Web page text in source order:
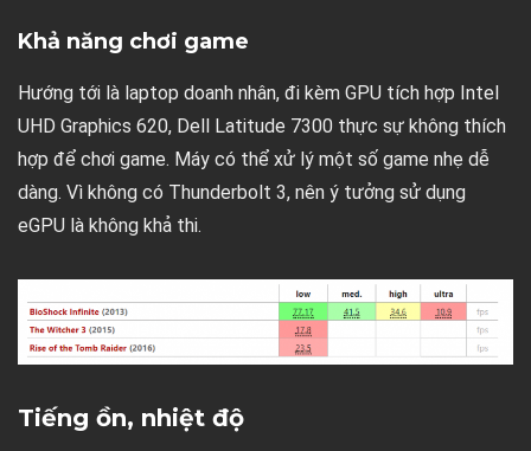
Khả năng chơi game
Hướng tới là laptop doanh nhân, đi kèm GPU tích hợp Intel
UHD Graphics 620, Dell Latitude 7300 thực sự không thích
hợp để chơi game. Máy có thể xử lý một số game nhẹ dễ
dàng. Vì không có Thunderbolt 3, nên ý tưởng sử dụng
eGPU là không khả thi.
Tiếng ồn, nhiệt độ